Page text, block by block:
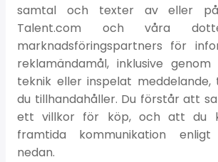
samtal och texter av eller
Talent.com och våra
marknadsföringspartners för
reklamändamål, inklusive genom
teknik eller inspelat
du tillhandahåller. Du förstår att
ett villkor för köp, och att du
framtida kommunikation enligt
nedan.